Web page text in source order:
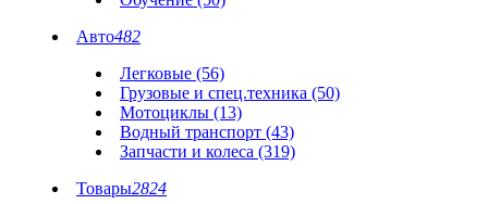
Авто482
Легковые (56)
Грузовые и спец.техника (50)
Мотоциклы (13)
Водный транспорт (43)
Запчасти и колеса (319)
Товары2824